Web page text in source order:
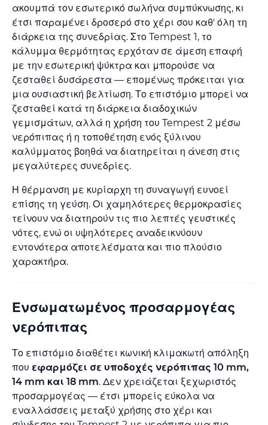
ακουμπά τον εσωτερικό σωλήνα συμπύκνωσης, κι
έτσι παραμένει δροσερό στο χέρι σου καθ' όλη τη
διάρκεια της συνεδρίας. Στο Tempest 1, το
κάλυμμα θερμότητας ερχόταν σε άμεση επαφή
με την εσωτερική ψύκτρα και μπορούσε να
ζεσταθεί δυσάρεστα — επομένως πρόκειται για
μια ουσιαστική βελτίωση. Το επιστόμιο μπορεί να
ζεσταθεί κατά τη διάρκεια διαδοχικών
γεμισμάτων, αλλά η χρήση του Tempest 2 μέσω
νερόπιπας ή η τοποθέτηση ενός ξύλινου
καλύμματος βοηθά να διατηρείται η άνεση στις
μεγαλύτερες συνεδρίες.
Η θέρμανση με κυρίαρχη τη συναγωγή ευνοεί
επίσης τη γεύση. Οι χαμηλότερες θερμοκρασίες
τείνουν να διατηρούν τις πιο λεπτές γευστικές
νότες, ενώ οι υψηλότερες αναδεικνύουν
εντονότερα αποτελέσματα και πιο πλούσιο
χαρακτήρα.
Ενσωματωμένος προσαρμογέας
νερόπιπας
Το επιστόμιο διαθέτει κωνική κλιμακωτή απόληξη
που εφαρμόζει σε υποδοχές νερόπιπας 10 mm,
14 mm και 18 mm. Δεν χρειάζεται ξεχωριστός
προσαρμογέας — έτσι μπορείς εύκολα να
εναλλάσσεις μεταξύ χρήσης στο χέρι και